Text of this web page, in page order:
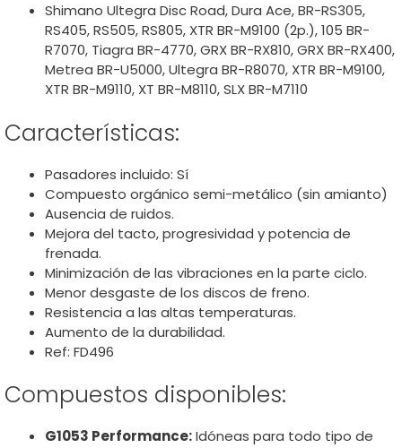
Shimano Ultegra Disc Road, Dura Ace, BR-RS305,
RS405, RS505, RS805, XTR BR-M9100 (2p.), 105 BR-
R7070, Tiagra BR-4770, GRX BR-RX810, GRX BR-RX400,
Metrea BR-U5000, Ultegra BR-R8070, XTR BR-M9100,
XTR BR-M9110, XT BR-M8110, SLX BR-M7110
Características:
Pasadores incluido: Sí
Compuesto orgánico semi-metálico (sin amianto)
Ausencia de ruidos.
Mejora del tacto, progresividad y potencia de
frenada.
Minimización de las vibraciones en la parte ciclo.
Menor desgaste de los discos de freno.
Resistencia a las altas temperaturas.
Aumento de la durabilidad.
Ref: FD496
Compuestos disponibles:
G1053 Performance:Idóneas para todo tipo de